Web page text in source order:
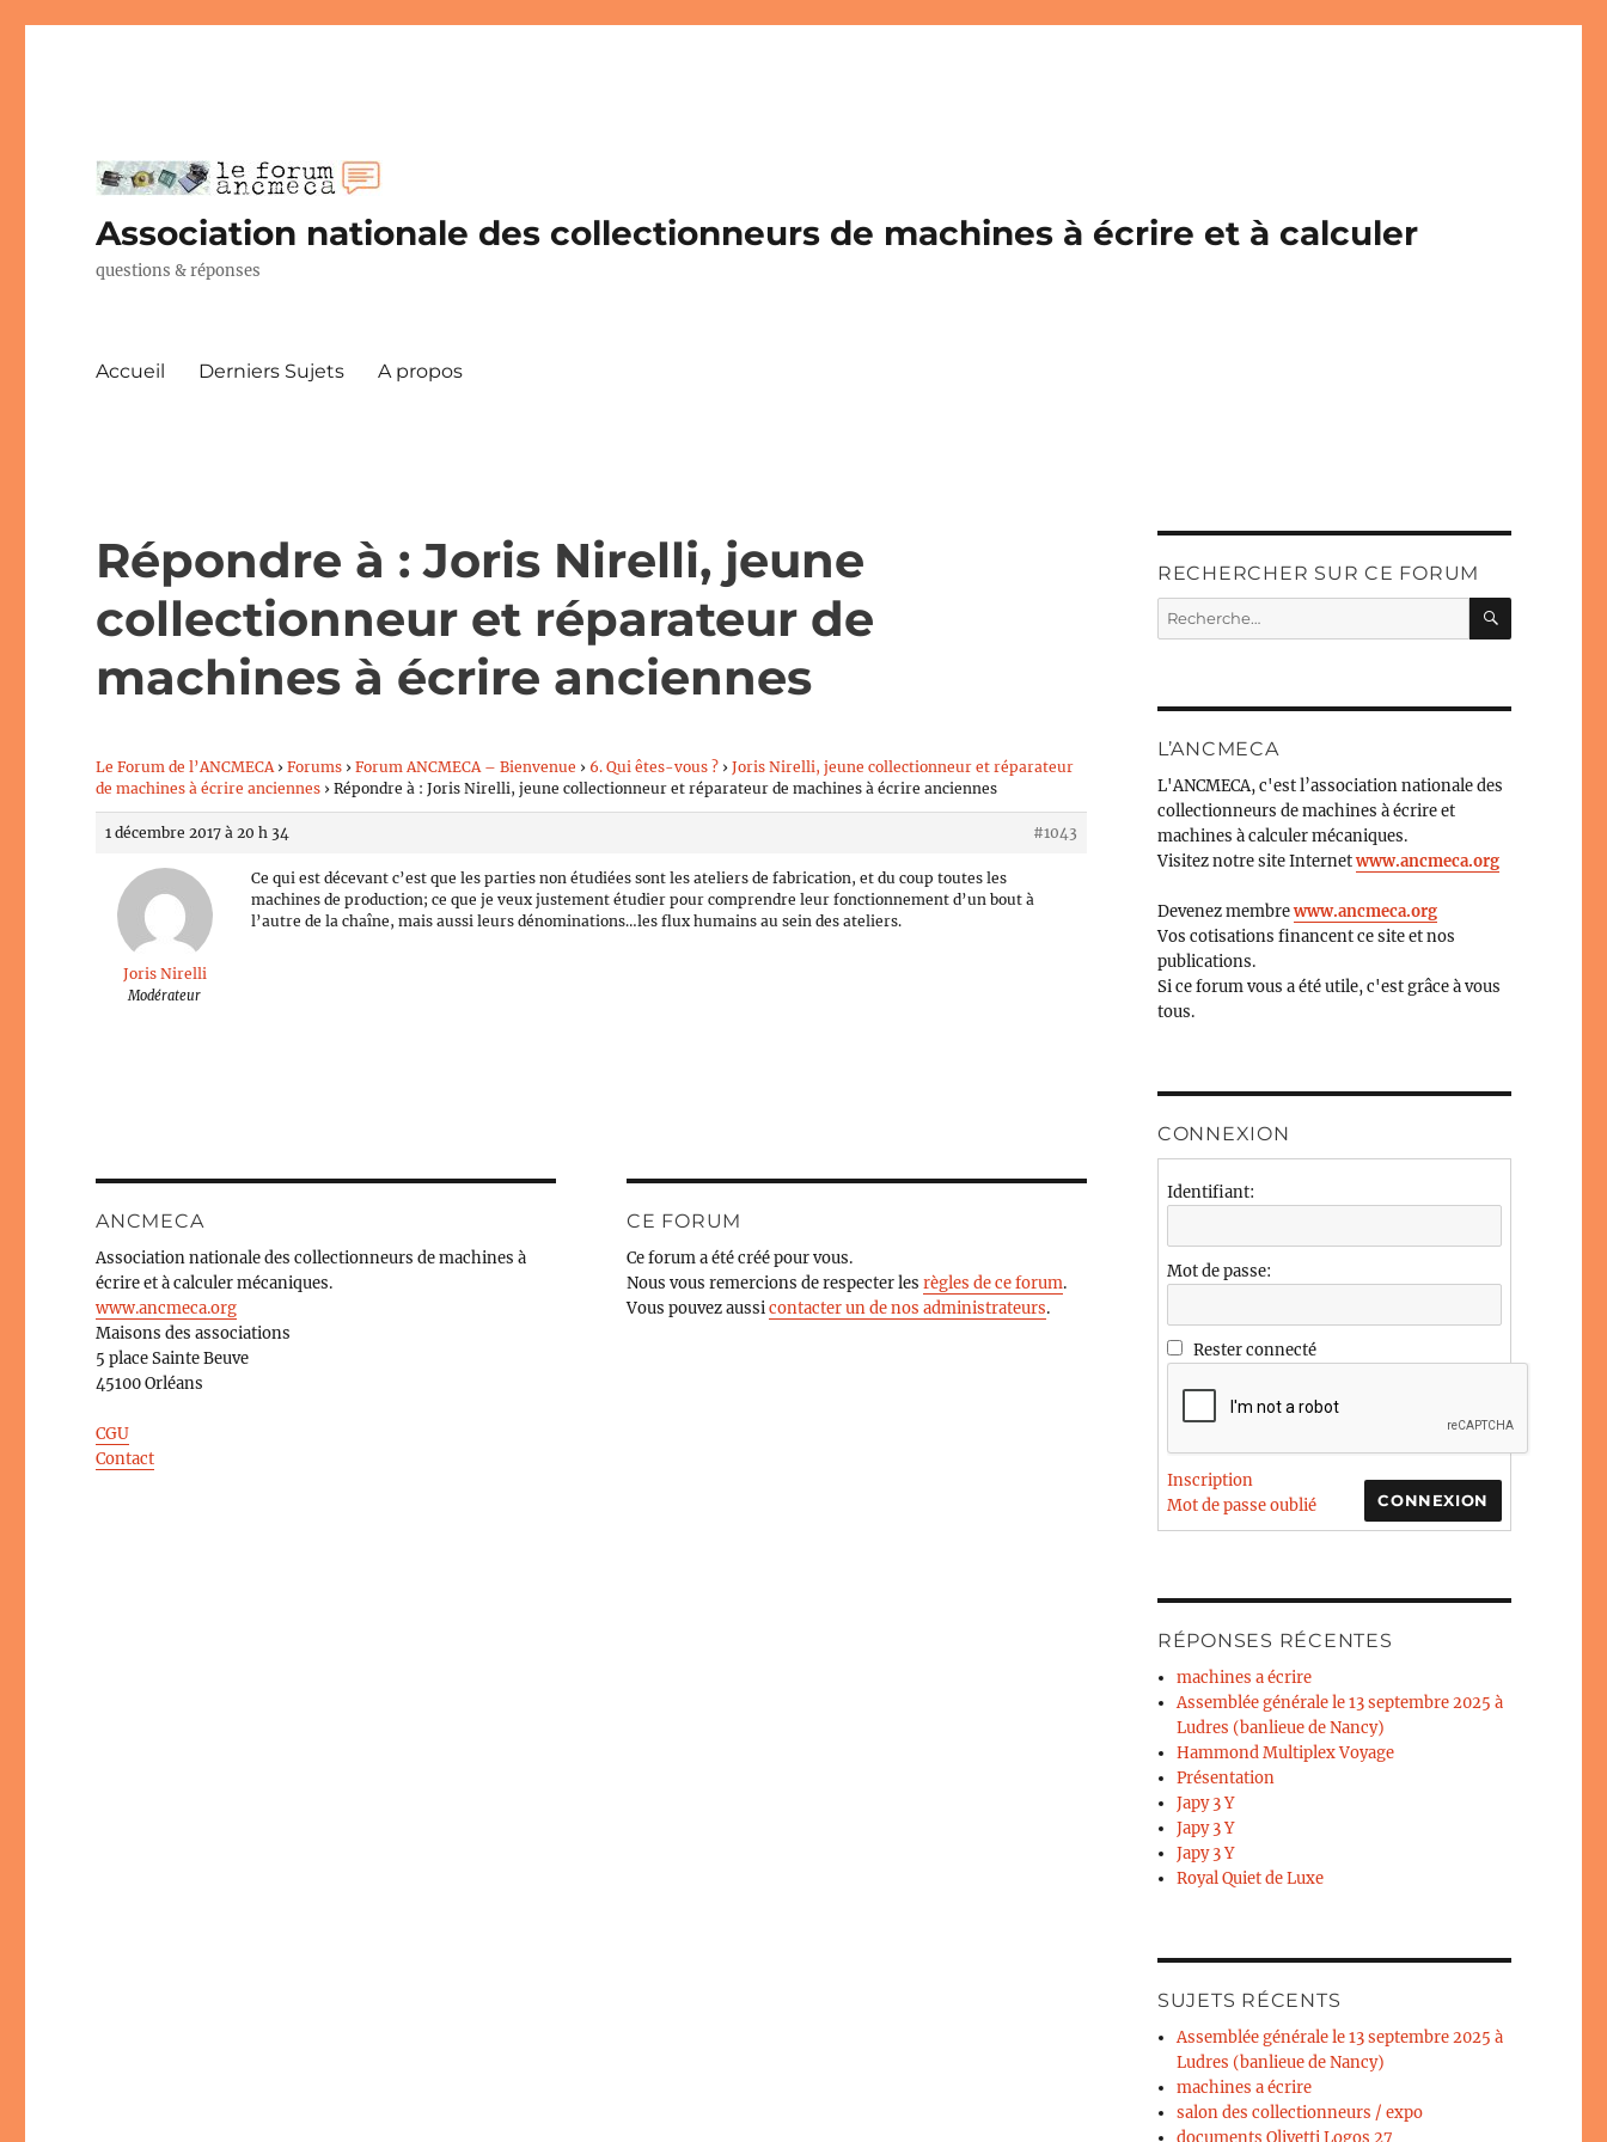
Association nationale des collectionneurs de machines à écrire et à calculer
questions & réponses
Accueil Derniers Sujets A propos
Répondre à : Joris Nirelli, jeune
collectionneur et réparateur de
machines à écrire anciennes
Le Forum de l’ANCMECA › Forums › Forum ANCMECA – Bienvenue › 6. Qui êtes-vous ? › Joris Nirelli, jeune collectionneur et réparateur
de machines à écrire anciennes › Répondre à : Joris Nirelli, jeune collectionneur et réparateur de machines à écrire anciennes
1 décembre 2017 à 20 h 34 #1043
Joris Nirelli
Modérateur
Ce qui est décevant c’est que les parties non étudiées sont les ateliers de fabrication, et du coup toutes les
machines de production; ce que je veux justement étudier pour comprendre leur fonctionnement d’un bout à
l’autre de la chaîne, mais aussi leurs dénominations…les flux humains au sein des ateliers.
ANCMECA
Association nationale des collectionneurs de machines à
écrire et à calculer mécaniques.
www.ancmeca.org
Maisons des associations
5 place Sainte Beuve
45100 Orléans
CGU
Contact
CE FORUM
Ce forum a été créé pour vous.
Nous vous remercions de respecter lesrègles de ce forum.
Vous pouvez aussicontacter un de nos administrateurs.
RECHERCHER SUR CE FORUM
Recherche
pour :
L’ANCMECA
L'ANCMECA, c'est l’association nationale des
collectionneurs de machines à écrire et
machines à calculer mécaniques.
Visitez notre site Internetwww.ancmeca.org
Devenez membrewww.ancmeca.org
Vos cotisations financent ce site et nos
publications.
Si ce forum vous a été utile, c'est grâce à vous
tous.
CONNEXION
Identifiant:
Mot de passe:
Rester connecté
CONNEXION
Inscription
Mot de passe oublié
RÉPONSES RÉCENTES
machines a écrire
Assemblée générale le 13 septembre 2025 à
Ludres (banlieue de Nancy)
Hammond Multiplex Voyage
Présentation
Japy 3 Y
Japy 3 Y
Japy 3 Y
Royal Quiet de Luxe
SUJETS RÉCENTS
Assemblée générale le 13 septembre 2025 à
Ludres (banlieue de Nancy)
machines a écrire
salon des collectionneurs / expo
documents Olivetti Logos 27